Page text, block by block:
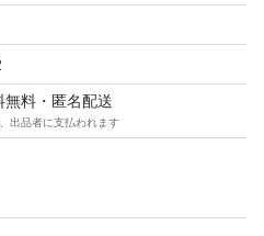
ます。
ぐ為
務が法律化されていますので
。
)
がいます。詳しくはスーパー
料・匿名配送
出品者に支払われます